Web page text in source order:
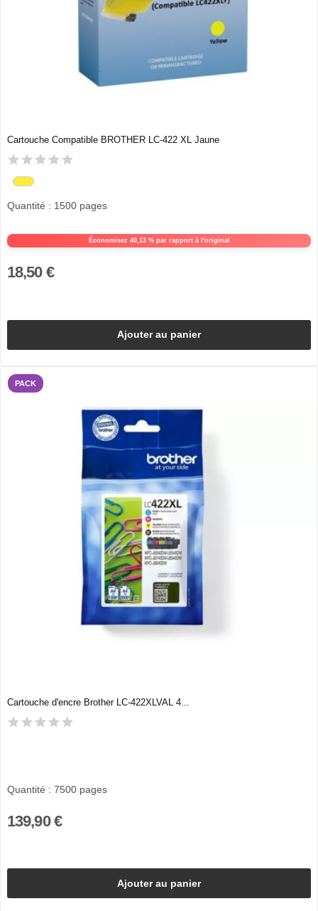
Cartouche Compatible BROTHER LC-422 XL Jaune
Économisez 40,13 % par rapport à l'original
Quantité : 1500 pages
18,50 €
Ajouter au panier
PACK
Cartouche d'encre Brother LC-422XLVAL 4...
Quantité : 7500 pages
139,90 €
Ajouter au panier